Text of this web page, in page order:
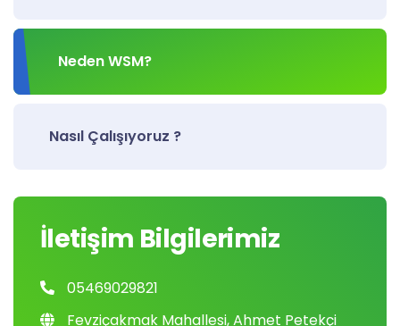
Neden WSM?
Nasıl Çalışıyoruz ?
İletişim Bilgilerimiz
05469029821
Fevziçakmak Mahallesi, Ahmet Petekçi